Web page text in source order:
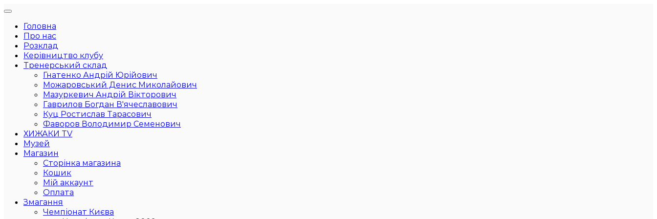
Головна
Про нас
Розклад
Керівництво клубу
Тренерський склад
Гнатенко Андрій Юрійович
Можаровський Денис Миколайович
Мазуркевич Андрій Вікторович
Гаврилов Богдан В'ячеславович
Куц Ростислав Тарасович
Фаворов Володимир Семенович
ХИЖАКИ TV
Музей
Магазин
Сторінка магазина
Кошик
Мій аккаунт
Оплата
Змагання
Чемпіонат Києва